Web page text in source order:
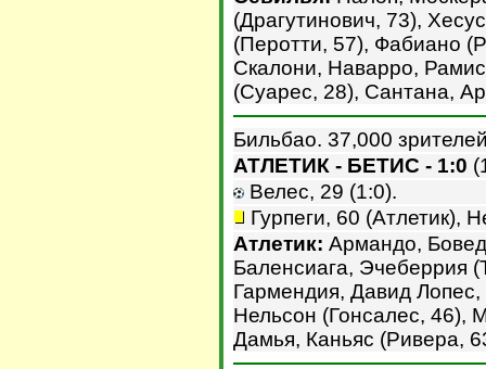
(Драгутинович, 73),
(Перотти, 57), Фабиано
Скалони, Наварро,
(Суарес, 28), Сантана,
Бильбао. 37,000
АТЛЕТИК - БЕТИС - 1:0
Велес, 29 (1:0).
Гурпеги, 60 (Атлетик),
Атлетик: Армандо,
Баленсиага, Эчеберрия
Гармендия, Давид
Нельсон (Гонсалес, 46),
Дамья, Каньяс (Ривера,